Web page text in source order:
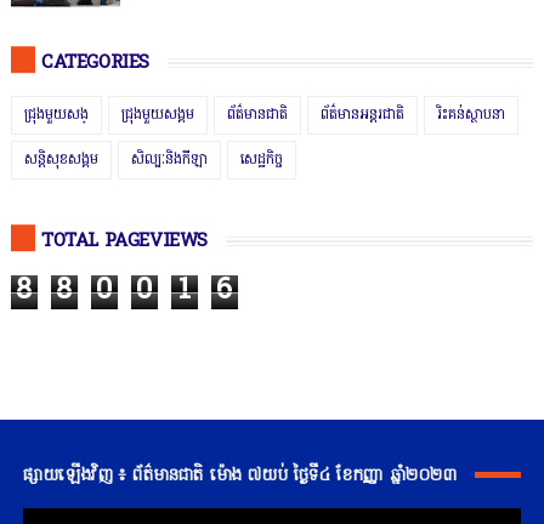
CATEGORIES
ជ្រុងមួយសង្ ជ្រុងមួយសង្គម ព័ត៌មានជាតិ ព័ត៌មានអន្តរជាតិ រិះគន់ស្ថាបនា
សន្តិសុខសង្គម សិល្បៈនិងកីឡា សេដ្ឋកិច្ច
TOTAL PAGEVIEWS
8 8 0 0 1 6
ផ្សាយឡើងវិញ ៖ ព័ត៌មានជាតិ ម៉ោង ៧យប់ ថ្ងៃទី៤ ខែកញ្ញា ឆ្នាំ២០២៣